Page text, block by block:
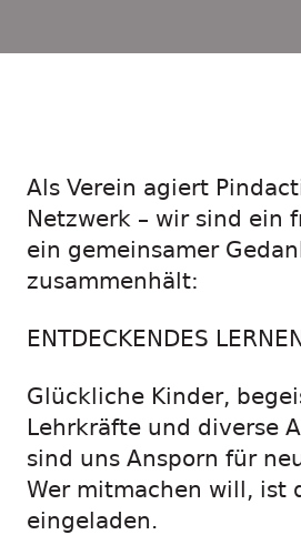
Menü
Als Verein agiert
Netzwerk – wir sind ein
ein gemeinsamer
zusammenhält:
ENTDECKENDES
Glückliche Kinder,
Lehrkräfte und diverse
sind uns Ansporn für
Wer mitmachen will, ist
eingeladen.